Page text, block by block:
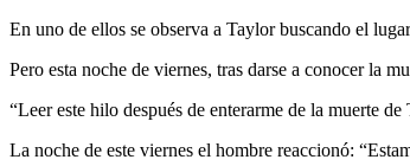
En uno de ellos se observa a Taylor buscando el
Pero esta noche de viernes, tras darse a conocer la
“Leer este hilo después de enterarme de la muerte
La noche de este viernes el hombre reaccionó: